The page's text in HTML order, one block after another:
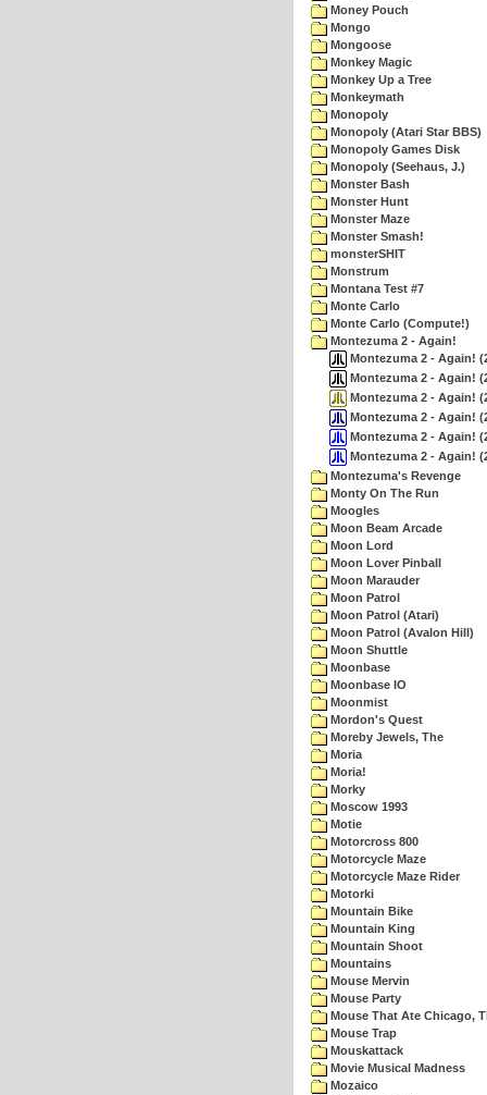
Money Pouch
Mongo
Mongoose
Monkey Magic
Monkey Up a Tree
Monkeymath
Monopoly
Monopoly (Atari Star BBS)
Monopoly Games Disk
Monopoly (Seehaus, J.)
Monster Bash
Monster Hunt
Monster Maze
Monster Smash!
monsterSHIT
Monstrum
Montana Test #7
Monte Carlo
Monte Carlo (Compute!)
Montezuma 2 - Again!
Montezuma 2 - Again!
Montezuma 2 - Again!
Montezuma 2 - Again!
Montezuma 2 - Again!
Montezuma 2 - Again!
Montezuma 2 - Again!
Montezuma's Revenge
Monty On The Run
Moogles
Moon Beam Arcade
Moon Lord
Moon Lover Pinball
Moon Marauder
Moon Patrol
Moon Patrol (Atari)
Moon Patrol (Avalon Hill)
Moon Shuttle
Moonbase
Moonbase IO
Moonmist
Mordon's Quest
Moreby Jewels, The
Moria
Moria!
Morky
Moscow 1993
Motie
Motorcross 800
Motorcycle Maze
Motorcycle Maze Rider
Motorki
Mountain Bike
Mountain King
Mountain Shoot
Mountains
Mouse Mervin
Mouse Party
Mouse That Ate Chicago,
Mouse Trap
Mouskattack
Movie Musical Madness
Mozaico